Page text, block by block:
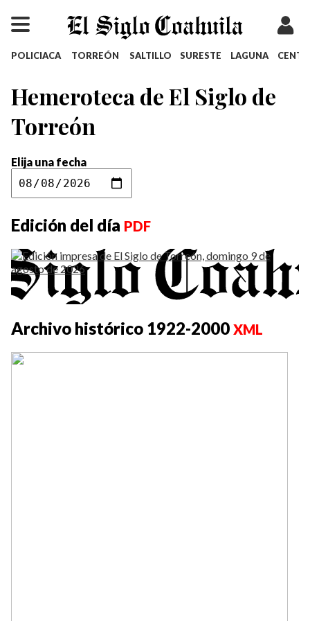
POLICIACA TORREÓN SALTILLO SURESTE LAGUNA
Hemeroteca de El Siglo de
Torreón
Elija una fecha
Edición del día PDF
Archivo histórico 1922-2000 XML